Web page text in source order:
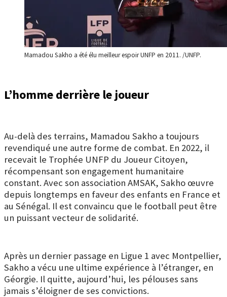
Mamadou Sakho a été élu meilleur espoir UNFP en 2011. /UNFP.
L’homme derrière le joueur
Au-delà des terrains, Mamadou Sakho a toujours
revendiqué une autre forme de combat. En 2022, il
recevait le Trophée UNFP du Joueur Citoyen,
récompensant son engagement humanitaire
constant. Avec son association AMSAK, Sakho œuvre
depuis longtemps en faveur des enfants en France et
au Sénégal. Il est convaincu que le football peut être
un puissant vecteur de solidarité.
Après un dernier passage en Ligue 1 avec Montpellier,
Sakho a vécu une ultime expérience à l’étranger, en
Géorgie. Il quitte, aujourd’hui, les pélouses sans
jamais s’éloigner de ses convictions.